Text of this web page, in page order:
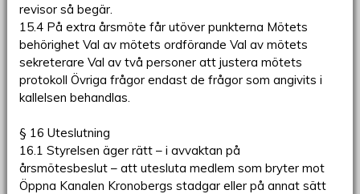
revisor så begär.
15.4 På extra årsmöte får utöver punkterna Mötets
behörighet Val av mötets ordförande Val av mötets
sekreterare Val av två personer att justera mötets
protokoll Övriga frågor endast de frågor som angivits i
kallelsen behandlas.
§ 16 Uteslutning
16.1 Styrelsen äger rätt – i avvaktan på
årsmötesbeslut – att utesluta medlem som bryter mot
Öppna Kanalen Kronobergs stadgar eller på annat sätt